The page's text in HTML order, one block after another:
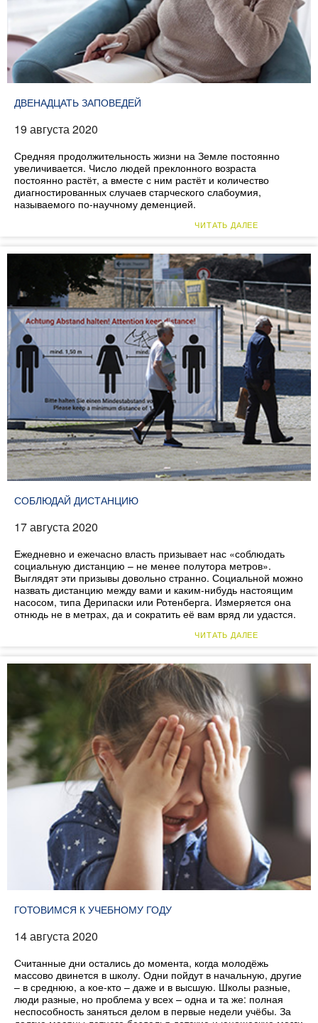
ДВЕНАДЦАТЬ ЗАПОВЕДЕЙ
19 августа 2020
Средняя продолжительность жизни на Земле постоянно
увеличивается. Число людей преклонного возраста
постоянно растёт, а вместе с ним растёт и количество
диагностированных случаев старческого слабоумия,
называемого по-научному деменцией.
ЧИТАТЬ ДАЛЕЕ
СОБЛЮДАЙ ДИСТАНЦИЮ
17 августа 2020
Ежедневно и ежечасно власть призывает нас «соблюдать
социальную дистанцию – не менее полутора метров».
Выглядят эти призывы довольно странно. Социальной можно
назвать дистанцию между вами и каким-нибудь настоящим
насосом, типа Дерипаски или Ротенберга. Измеряется она
отнюдь не в метрах, да и сократить её вам вряд ли удастся.
ЧИТАТЬ ДАЛЕЕ
ГОТОВИМСЯ К УЧЕБНОМУ ГОДУ
14 августа 2020
Считанные дни остались до момента, когда молодёжь
массово двинется в школу. Одни пойдут в начальную, другие
– в среднюю, а кое-кто – даже и в высшую. Школы разные,
люди разные, но проблема у всех – одна и та же: полная
неспособность заняться делом в первые недели учёбы. За